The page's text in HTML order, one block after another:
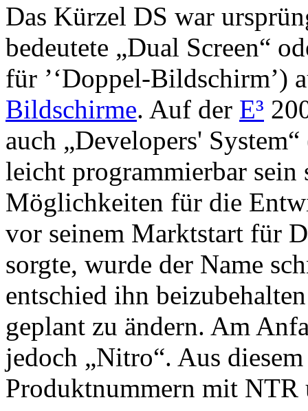
Das Kürzel DS war
bedeutete „Dual Screen“
für ’‘Doppel-Bildschirm’)
Bildschirme. Auf der E³
auch „Developers'
leicht programmierbar sein
Möglichkeiten für die
vor seinem Marktstart für
sorgte, wurde der Name
entschied ihn
geplant zu ändern. Am
jedoch „Nitro“. Aus
Produktnummern mit